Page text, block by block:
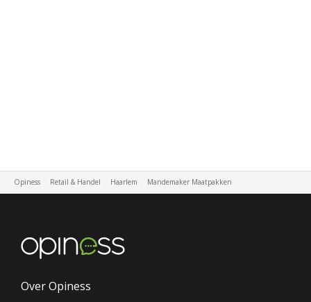
Opiness Retail & Handel Haarlem Mandemaker Maatpakken
Over Opiness